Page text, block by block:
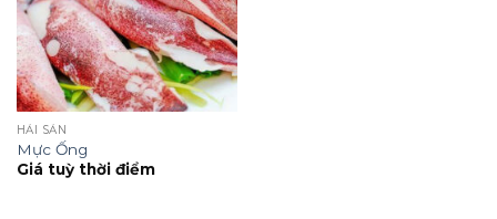
HẢI SẢN
Mực Ống
Giá tuỳ thời điểm